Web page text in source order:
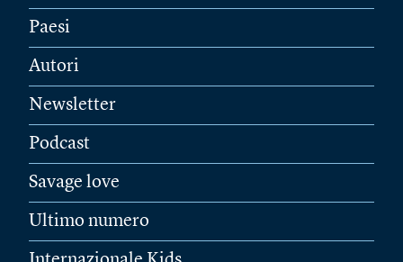
Paesi
Autori
Newsletter
Podcast
Savage love
Ultimo numero